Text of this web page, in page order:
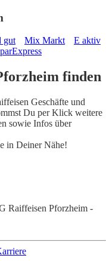
gut Mix Markt
E aktiv
finden
Geschäfte und
Du per Klick weitere
sowie Infos über
in Deiner Nähe!
Raiffeisen Pforzheim -